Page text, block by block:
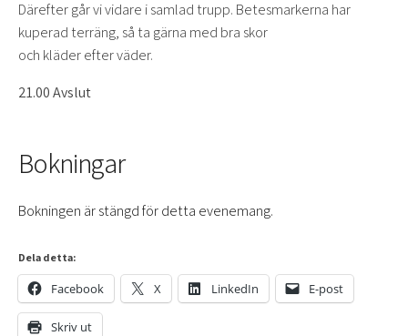
Därefter går vi vidare i samlad trupp. Betesmarkerna har
kuperad terräng, så ta gärna med bra skor
och kläder efter väder.
21.00 Avslut
Bokningar
Bokningen är stängd för detta evenemang.
Dela detta:
Facebook X LinkedIn E-post
Skriv ut